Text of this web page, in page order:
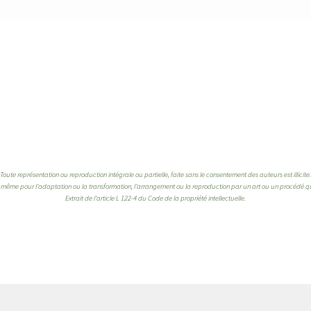
Toute représentation ou reproduction intégrale ou partielle, faite sans le consentement des auteurs est illicite.
même pour l’adaptation ou la transformation, l’arrangement ou la reproduction par un art ou un procédé
Extrait de l’article L 122-4 du Code de la propriété intellectuelle.